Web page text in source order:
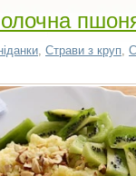
, Страви з круп,